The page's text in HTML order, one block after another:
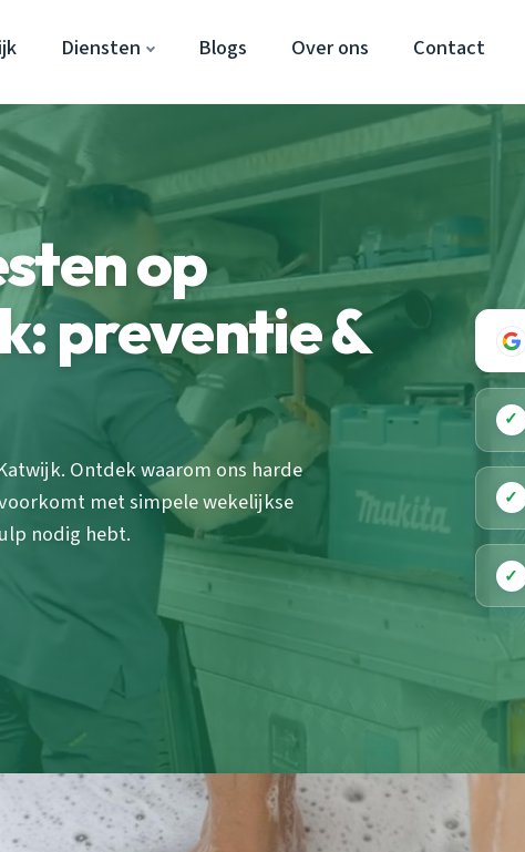
Diensten Blogs Over ons Contact
op
preventie &
Ontdek waarom ons harde
met simpele wekelijkse
nodig hebt.
✓
✓
✓